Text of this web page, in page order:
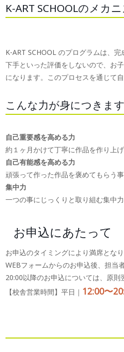
K-ART SCHOOLのメカ
K-ART SCHOOL のプログラムは、
下手といった評価をしないので、お
になります。このプロセスを通じて
こんな力が身につきます
自己重要感を高める力
約１ヶ月かけて丁寧に作品を作り上
自己有能感を高める力
頑張って作った作品を褒めてもらう
集中力
一つの事にじっくりと取り組む集中力
お申込にあたって
お申込のタイミングにより満席とな
WEBフォームからのお申込後、担当
20:00以降のお申込については、原則
【校舎営業時間】平日｜ 12:00〜